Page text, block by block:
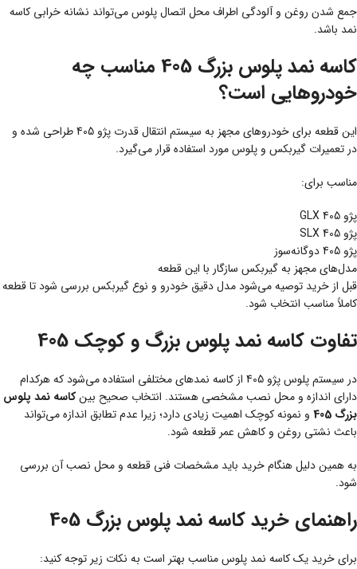
جمع شدن روغن و آلودگی اطراف محل اتصال پلوس می‌تواند نشانه خرابی کاسه
نمد باشد.
کاسه نمد پلوس بزرگ 405 مناسب چه
خودروهایی است؟
این قطعه برای خودروهای مجهز به سیستم انتقال قدرت پژو 405 طراحی شده و
در تعمیرات گیربکس و پلوس مورد استفاده قرار می‌گیرد.
مناسب برای:
پژو 405 GLX
پژو 405 SLX
پژو 405 دوگانه‌سوز
مدل‌های مجهز به گیربکس سازگار با این قطعه
قبل از خرید توصیه می‌شود مدل دقیق خودرو و نوع گیربکس بررسی شود تا قطعه
کاملاً مناسب انتخاب شود.
تفاوت کاسه نمد پلوس بزرگ و کوچک 405
در سیستم پلوس پژو 405 از کاسه نمدهای مختلفی استفاده می‌شود که هرکدام
دارای اندازه و محل نصب مشخصی هستند. انتخاب صحیح بینکاسه نمد پلوس
بزرگ 405
و نمونه کوچک اهمیت زیادی دارد؛ زیرا عدم تطابق اندازه می‌تواند
باعث نشتی روغن و کاهش عمر قطعه شود.
به همین دلیل هنگام خرید باید مشخصات فنی قطعه و محل نصب آن بررسی
شود.
راهنمای خرید کاسه نمد پلوس بزرگ 405
برای خرید یک کاسه نمد پلوس مناسب بهتر است به نکات زیر توجه کنید: